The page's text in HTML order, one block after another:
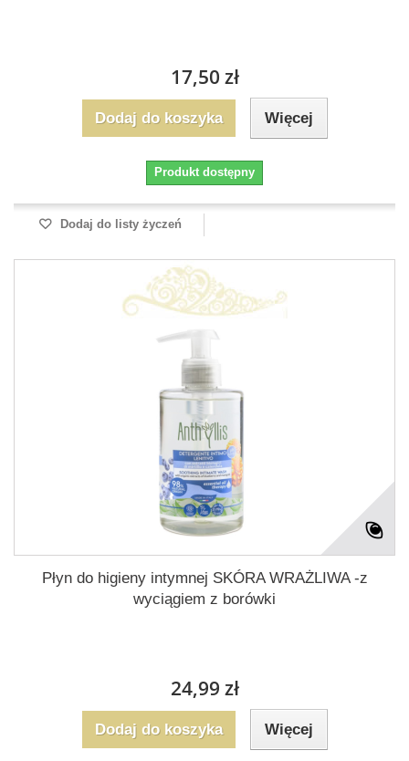
17,50 zł
Dodaj do koszyka Więcej
Produkt dostępny
Dodaj do listy życzeń
Płyn do higieny intymnej SKÓRA WRAŻLIWA -z
wyciągiem z borówki
24,99 zł
Dodaj do koszyka Więcej